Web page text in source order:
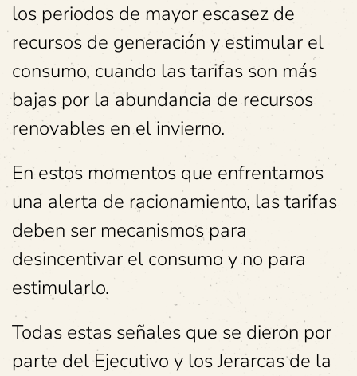
los periodos de mayor escasez de
recursos de generación y estimular el
consumo, cuando las tarifas son más
bajas por la abundancia de recursos
renovables en el invierno.
En estos momentos que enfrentamos
una alerta de racionamiento, las tarifas
deben ser mecanismos para
desincentivar el consumo y no para
estimularlo.
Todas estas señales que se dieron por
parte del Ejecutivo y los Jerarcas de la